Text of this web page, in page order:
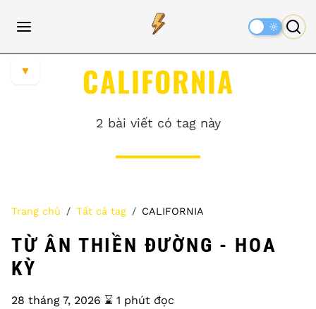
CALIFORNIA
2 bài viết có tag này
Trang chủ Tất cả tag CALIFORNIA
TỪ ÂN THIỀN ĐƯỜNG - HOA
KỲ
28 tháng 7, 2026 ⌛️ 1 phút đọc
▼